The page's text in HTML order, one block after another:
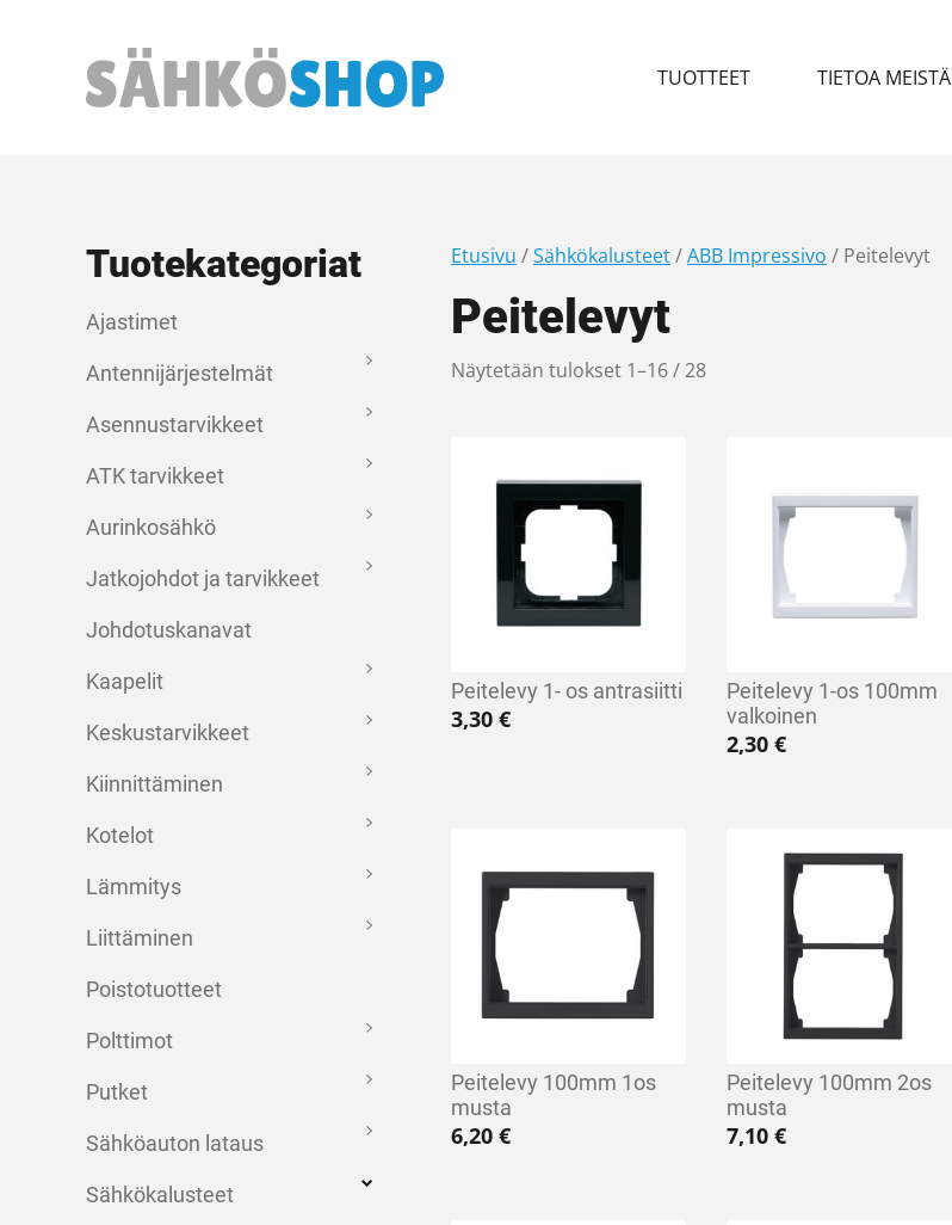
Päävalikko TUOTTEET TIETOA MEISTÄ
Tuotekategoriat
Ajastimet
Antennijärjestelmät
Asennustarvikkeet
ATK tarvikkeet
Aurinkosähkö
Jatkojohdot ja tarvikkeet
Johdotuskanavat
Kaapelit
Keskustarvikkeet
Kiinnittäminen
Kotelot
Lämmitys
Liittäminen
Poistotuotteet
Polttimot
Putket
Sähköauton lataus
Sähkökalusteet
Etusivu /Sähkökalusteet/ABB Impressivo / Peitelevyt
Peitelevyt
Näytetään tulokset 1–16 / 28
Peitelevy 1- os antrasiitti
3,30 €
Peitelevy 1-os 100mm
valkoinen
2,30€
Peitelevy 100mm 1os
musta
6,20 €
Peitelevy 100mm 2os
musta
7,10€